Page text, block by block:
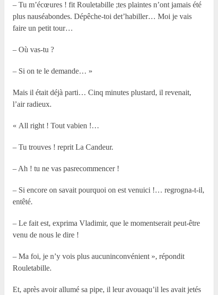
– Tu m’écœures ! fit Rouletabille ;tes plaintes n’ont jamais été
plus nauséabondes. Dépêche-toi det’habiller… Moi je vais
faire un petit tour…
– Où vas-tu ?
– Si on te le demande… »
Mais il était déjà parti… Cinq minutes plustard, il revenait,
l’air radieux.
« All right ! Tout vabien !…
– Tu trouves ! reprit La Candeur.
– Ah ! tu ne vas pasrecommencer !
– Si encore on savait pourquoi on est venuici !… regrogna-t-il,
entêté.
– Le fait est, exprima Vladimir, que le momentserait peut-être
venu de nous le dire !
– Ma foi, je n’y vois plus aucuninconvénient », répondit
Rouletabille.
Et, après avoir allumé sa pipe, il leur avouaqu’il les avait jetés